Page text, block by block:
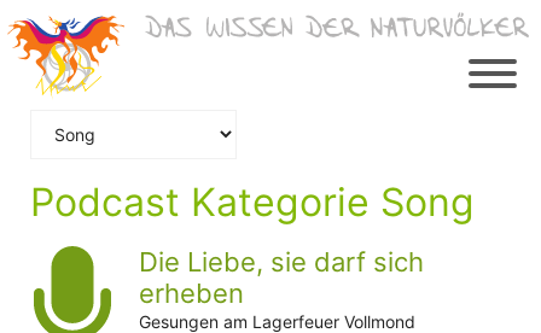
Inhalt
springen
Podcast Kategorie Song
Die Liebe, sie darf sich
erheben
Gesungen am Lagerfeuer Vollmond